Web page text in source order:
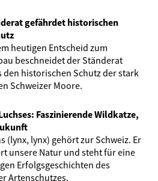
gefährdet historischen
heutigen Entscheid zum
beschneidet der Ständerat
den historischen Schutz der stark
Schweizer Moore.
Faszinierende Wildkatze,
(lynx, lynx) gehört zur Schweiz. Er
unsere Natur und steht für eine
Erfolgsgeschichten des
Artenschutzes.